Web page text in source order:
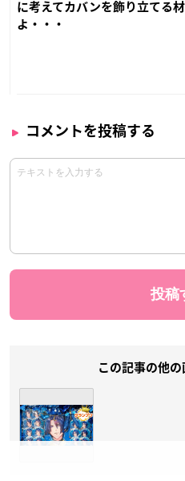
に考えてカバンを飾り立てる
よ・・・
コメントを投稿する
この記事の他の